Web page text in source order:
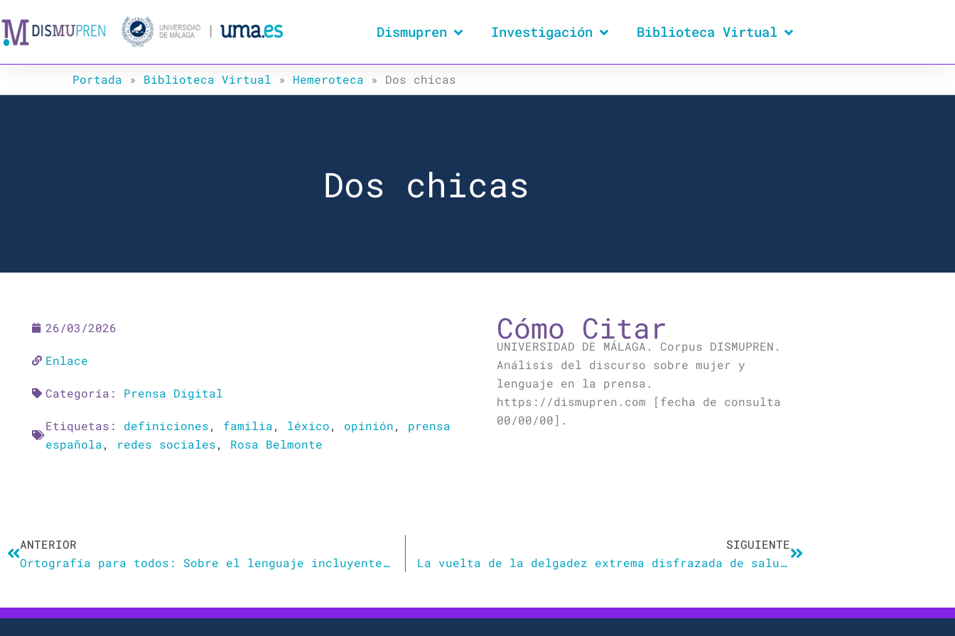
al
contenido
Dismupren Investigación Biblioteca Virtual
Portada » Biblioteca Virtual » Hemeroteca » Dos chicas
Dos chicas
26/03/2026
Enlace
Categoría: Prensa Digital
Etiquetas: definiciones, familia, léxico, opinión, prensa
española, redes sociales, Rosa Belmonte
Cómo Citar
UNIVERSIDAD DE MÁLAGA. Corpus DISMUPREN.
Análisis del discurso sobre mujer y
lenguaje en la prensa.
https://dismupren.com [fecha de consulta
00/00/00].
ANTERIOR
Ortografía para todos: Sobre el lenguaje incluyente (II)
SIGUIENTE
La vuelta de la delgadez extrema disfrazada de salud: “Antes te decían que estabas gorda y ahora que estás inflamada”